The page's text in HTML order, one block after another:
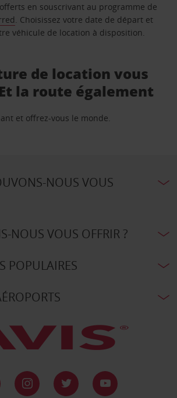
en souscrivant au programme de
. Choisissez votre date de départ et
véhicule de location à disposition.
de location vous
la route également
et offrez-vous le monde.
NOUS VOUS
NOUS VOUS OFFRIR ?
POPULAIRES